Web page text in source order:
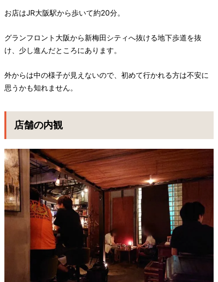
お店はJR大阪駅から歩いて約20分。
グランフロント大阪から新梅田シティへ抜ける地下歩道を抜
け、少し進んだところにあります。
外からは中の様子が見えないので、初めて行かれる方は不安に
思うかも知れません。
店舗の内観